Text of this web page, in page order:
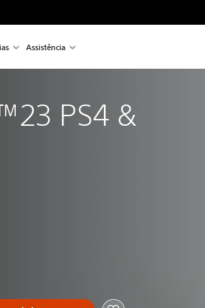
Assistência
PS4 &